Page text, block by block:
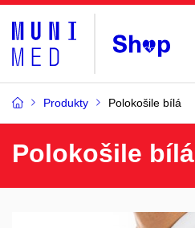
Produkty Polokošile bílá
Polokošile bílá